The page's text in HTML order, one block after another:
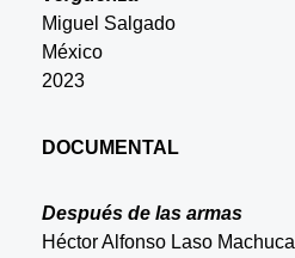
Miguel Salgado
México
2023
DOCUMENTAL
Después de las armas
Héctor Alfonso Laso Machuca